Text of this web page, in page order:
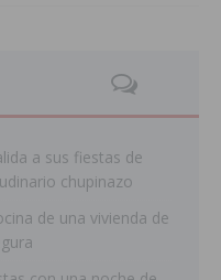
a sus fiestas de
chupinazo
de una vivienda de